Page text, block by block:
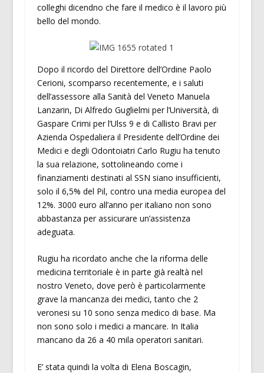
colleghi dicendno che fare il medico è il lavoro più
bello del mondo.
Dopo il ricordo del Direttore dell’Ordine Paolo
Cerioni, scomparso recentemente, e i saluti
dell’assessore alla Sanità del Veneto Manuela
Lanzarin, Di Alfredo Guglielmi per l’Università, di
Gaspare Crimi per l’Ulss 9 e di Callisto Bravi per
Azienda Ospedaliera il Presidente dell’Ordine dei
Medici e degli Odontoiatri Carlo Rugiu ha tenuto
la sua relazione, sottolineando come i
finanziamenti destinati al SSN siano insufficienti,
solo il 6,5% del Pil, contro una media europea del
12%. 3000 euro all’anno per italiano non sono
abbastanza per assicurare un’assistenza
adeguata.
Rugiu ha ricordato anche che la riforma delle
medicina territoriale è in parte già realtà nel
nostro Veneto, dove però è particolarmente
grave la mancanza dei medici, tanto che 2
veronesi su 10 sono senza medico di base. Ma
non sono solo i medici a mancare. In Italia
mancano da 26 a 40 mila operatori sanitari.
E’ stata quindi la volta di Elena Boscagin,